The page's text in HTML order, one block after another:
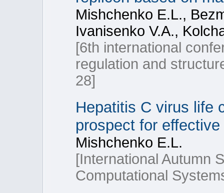
Mishchenko E.L.,
Ivanisenko V.A.,
[6th international
regulation and
28]
Hepatitis C virus life
prospect for
Mishchenko E.L.
[International Autumn
Computational